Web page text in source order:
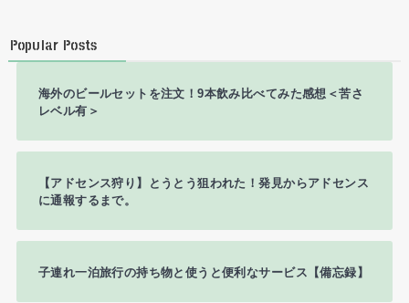
Popular Posts
海外のビールセットを注文！9本飲み比べてみた感想＜苦さ
レベル有＞
【アドセンス狩り】とうとう狙われた！発見からアドセンス
に通報するまで。
子連れ一泊旅行の持ち物と使うと便利なサービス【備忘録】